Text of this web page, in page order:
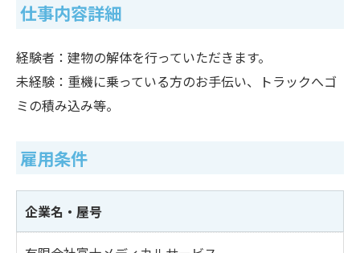
仕事内容詳細
経験者：建物の解体を行っていただきます。
未経験：重機に乗っている方のお手伝い、トラックへゴ
ミの積み込み等。
雇用条件
企業名・屋号